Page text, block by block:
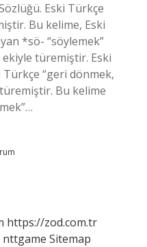
Eski Türkçe
Bu kelime, Eski
*sö- “söylemek”
türemiştir. Eski
“geri dönmek,
Bu kelime
https://zod.com.tr
nttgame Sitemap